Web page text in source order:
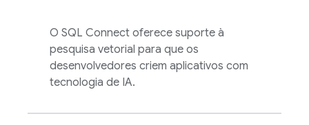
O SQL Connect oferece suporte à
pesquisa vetorial para que os
desenvolvedores criem aplicativos com
tecnologia de IA.